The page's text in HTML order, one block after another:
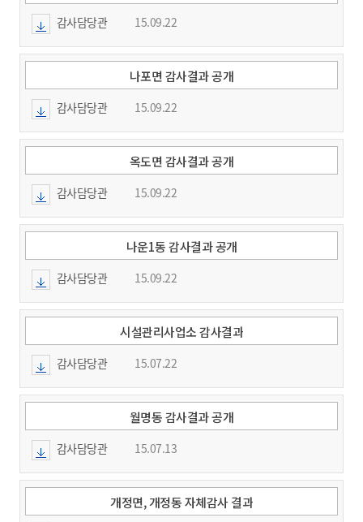
감사담당관 15.09.22
나포면 감사결과 공개
감사담당관 15.09.22
옥도면 감사결과 공개
감사담당관 15.09.22
나운1동 감사결과 공개
감사담당관 15.09.22
시설관리사업소 감사결과
감사담당관 15.07.22
월명동 감사결과 공개
감사담당관 15.07.13
개정면, 개정동 자체감사 결과